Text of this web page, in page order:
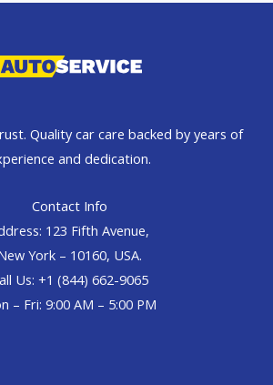
Quality car care backed by years of
and dedication.
Contact Info
123 Fifth Avenue,
York – 10160, USA.
Us: +1 (844) 662-9065
– Fri: 9:00 AM – 5:00 PM